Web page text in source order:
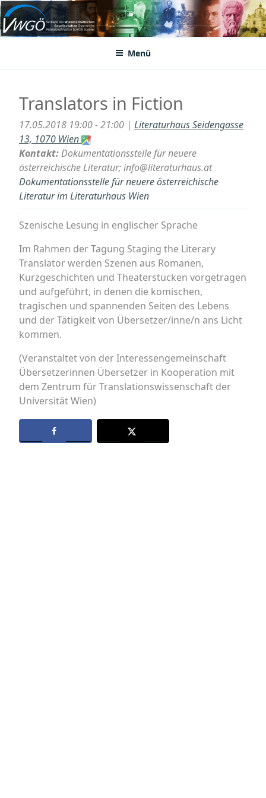
Zum
Inhalt
springenVWGÖ
Federation of Austrian Scientific Societies
Menü
Translators in Fiction
17.05.2018 19:00 - 21:00 | Literaturhaus Seidengasse
13, 1070 Wien
Kontakt:Dokumentationsstelle für neuere
österreichische Literatur; info@literaturhaus.at
Dokumentationsstelle für neuere österreichische
Literatur im Literaturhaus Wien
Szenische Lesung in englischer Sprache
Im Rahmen der Tagung Staging the Literary
Translator werden Szenen aus Romanen,
Kurzgeschichten und Theaterstücken vorgetragen
und aufgeführt, in denen die komischen,
tragischen und spannenden Seiten des Lebens
und der Tätigkeit von Übersetzer/inne/n ans Licht
kommen.
(Veranstaltet von der Interessengemeinschaft
Übersetzerinnen Übersetzer in Kooperation mit
dem Zentrum für Translationswissenschaft der
Universität Wien)